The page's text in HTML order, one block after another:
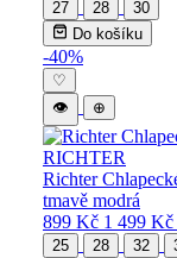
27 28
30
Do košíku
-40%
♡
👁
⊕
RICHTER
Richter
tmavě modrá
899 Kč 1 499 Kč
25 28 32